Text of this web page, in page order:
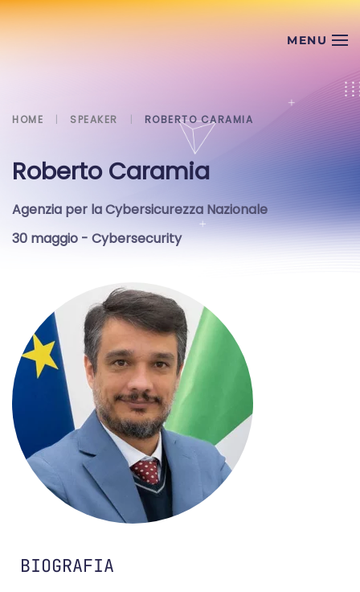
HOME SPEAKER ROBERTO CARAMIA
Roberto Caramia
Agenzia per la Cybersicurezza Nazionale
30 maggio - Cybersecurity
BIOGRAFIA